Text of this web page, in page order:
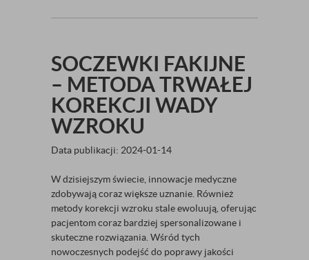
SOCZEWKI FAKIJNE
– METODA TRWAŁEJ
KOREKCJI WADY
WZROKU
Data publikacji: 2024-01-14
W dzisiejszym świecie, innowacje medyczne
zdobywają coraz większe uznanie. Również
metody korekcji wzroku stale ewoluują, oferując
pacjentom coraz bardziej spersonalizowane i
skuteczne rozwiązania. Wśród tych
nowoczesnych podejść do poprawy jakości